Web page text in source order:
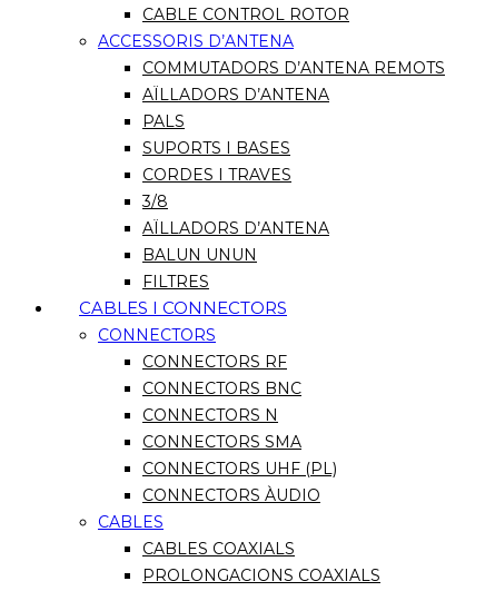
CABLE CONTROL ROTOR
ACCESSORIS D’ANTENA
COMMUTADORS D’ANTENA REMOTS
AÏLLADORS D’ANTENA
PALS
SUPORTS I BASES
CORDES I TRAVES
3/8
AÏLLADORS D’ANTENA
BALUN UNUN
FILTRES
CABLES I CONNECTORS
CONNECTORS
CONNECTORS RF
CONNECTORS BNC
CONNECTORS N
CONNECTORS SMA
CONNECTORS UHF (PL)
CONNECTORS ÀUDIO
CABLES
CABLES COAXIALS
PROLONGACIONS COAXIALS